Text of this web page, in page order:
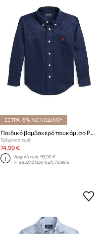
ΕΞΤΡΑ -5% ΜΕ ΚΩΔΙΚΟ*
Παιδικό βαμβακερό πουκάμισο Polo Ralph Lauren
Τρέχουσα τιμή:
74,99 €
Αρχική τιμή:99,90 €
Η χαμηλότερη τιμή:78,99 €